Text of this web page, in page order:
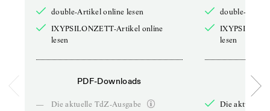
double-Artikel online lesen
IXYPSILONZETT-Artikel online
lesen
PDF-Downloads
—
Die aktuelle TdZ-Ausgabe
double-
lesen
Die aktuelle